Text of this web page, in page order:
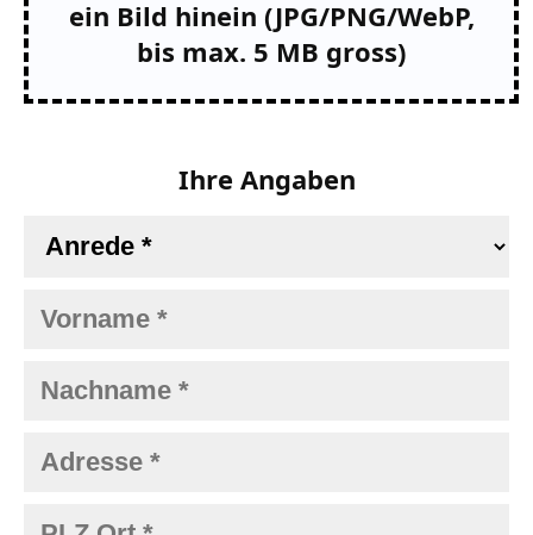
ein Bild hinein (JPG/PNG/WebP,
bis max. 5 MB gross)
Ihre Angaben